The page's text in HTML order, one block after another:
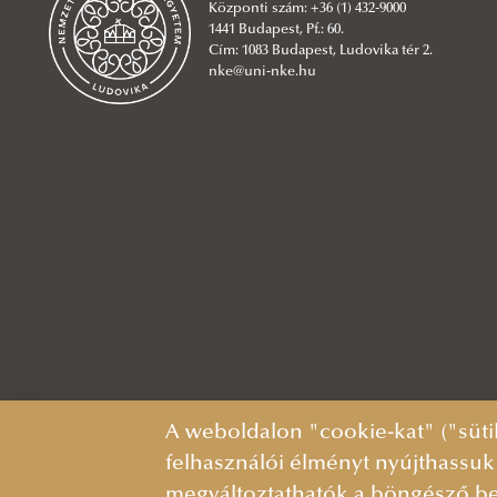
Adatbázis-ajánló: EPA-HUMANUS-
MATARKA
Adatbázis-ajánló: EU adatbázisok
adatbázisok
Adatbázis-ajánló: MEK-EPA-DKA és a
Központi szám: +36 (1) 432-9000
1441 Budapest, Pf.: 60.
Cím: 1083 Budapest, Ludovika tér 2.
nke@uni-nke.hu
A weboldalon "cookie-kat"
felhasználói élményt